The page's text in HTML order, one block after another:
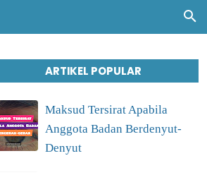
ARTIKEL POPULAR
Maksud Tersirat Apabila
Anggota Badan Berdenyut-
Denyut